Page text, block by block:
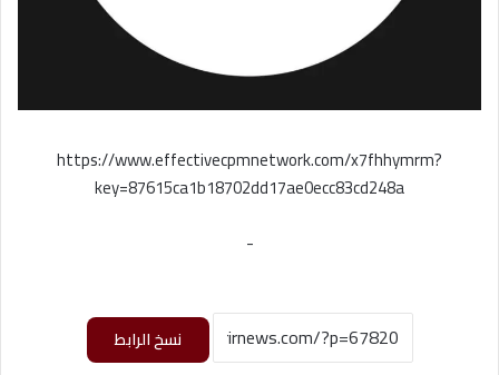
https://www.effectivecpmnetwork.com/x7fhhymrm?
key=87615ca1b18702dd17ae0ecc83cd248a
-
نسخ الرابط